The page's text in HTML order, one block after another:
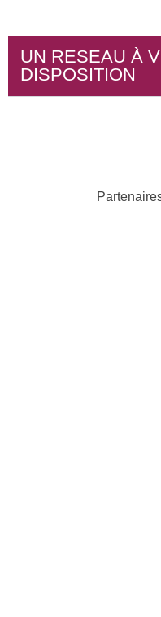
UN RESEAU À
DISPOSITION